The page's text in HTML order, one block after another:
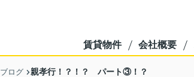
賃貸物件 会社概要
ブログ 親孝行！？！？ パート③！？